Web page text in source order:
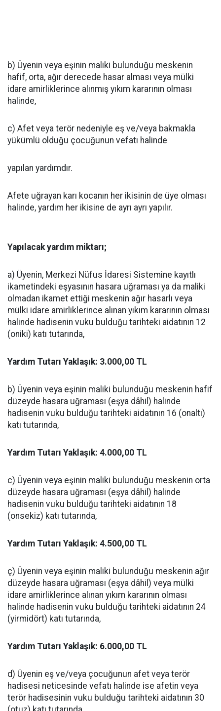
b) Üyenin veya eşinin maliki bulunduğu meskenin
hafif, orta, ağır derecede hasar alması veya mülki
idare amirliklerince alınmış yıkım kararının olması
halinde,
c) Afet veya terör nedeniyle eş ve/veya bakmakla
yükümlü olduğu çocuğunun vefatı halinde
yapılan yardımdır.
Afete uğrayan karı kocanın her ikisinin de üye olması
halinde, yardım her ikisine de ayrı ayrı yapılır.
Yapılacak yardım miktarı;
a) Üyenin, Merkezi Nüfus İdaresi Sistemine kayıtlı
ikametindeki eşyasının hasara uğraması ya da maliki
olmadan ikamet ettiği meskenin ağır hasarlı veya
mülki idare amirliklerince alınan yıkım kararının olması
halinde hadisenin vuku bulduğu tarihteki aidatının 12
(oniki) katı tutarında,
Yardım Tutarı Yaklaşık: 3.000,00 TL
b) Üyenin veya eşinin maliki bulunduğu meskenin hafif
düzeyde hasara uğraması (eşya dâhil) halinde
hadisenin vuku bulduğu tarihteki aidatının 16 (onaltı)
katı tutarında,
Yardım Tutarı Yaklaşık: 4.000,00 TL
c) Üyenin veya eşinin maliki bulunduğu meskenin orta
düzeyde hasara uğraması (eşya dâhil) halinde
hadisenin vuku bulduğu tarihteki aidatının 18
(onsekiz) katı tutarında,
Yardım Tutarı Yaklaşık: 4.500,00 TL
ç) Üyenin veya eşinin maliki bulunduğu meskenin ağır
düzeyde hasara uğraması (eşya dâhil) veya mülki
idare amirliklerince alınan yıkım kararının olması
halinde hadisenin vuku bulduğu tarihteki aidatının 24
(yirmidört) katı tutarında,
Yardım Tutarı Yaklaşık: 6.000,00 TL
d) Üyenin eş ve/veya çocuğunun afet veya terör
hadisesi neticesinde vefatı halinde ise afetin veya
terör hadisesinin vuku bulduğu tarihteki aidatının 30